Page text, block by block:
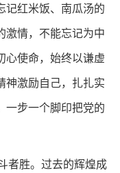
记红米饭、南瓜汤的
激情，不能忘记为中
心使命，始终以谦虚
神激励自己，扎扎实
一步一个脚印把党的
者胜。过去的辉煌成